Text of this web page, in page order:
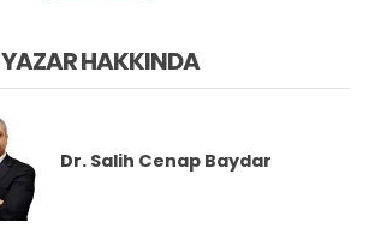
YAZAR HAKKINDA
Dr. Salih Cenap Baydar